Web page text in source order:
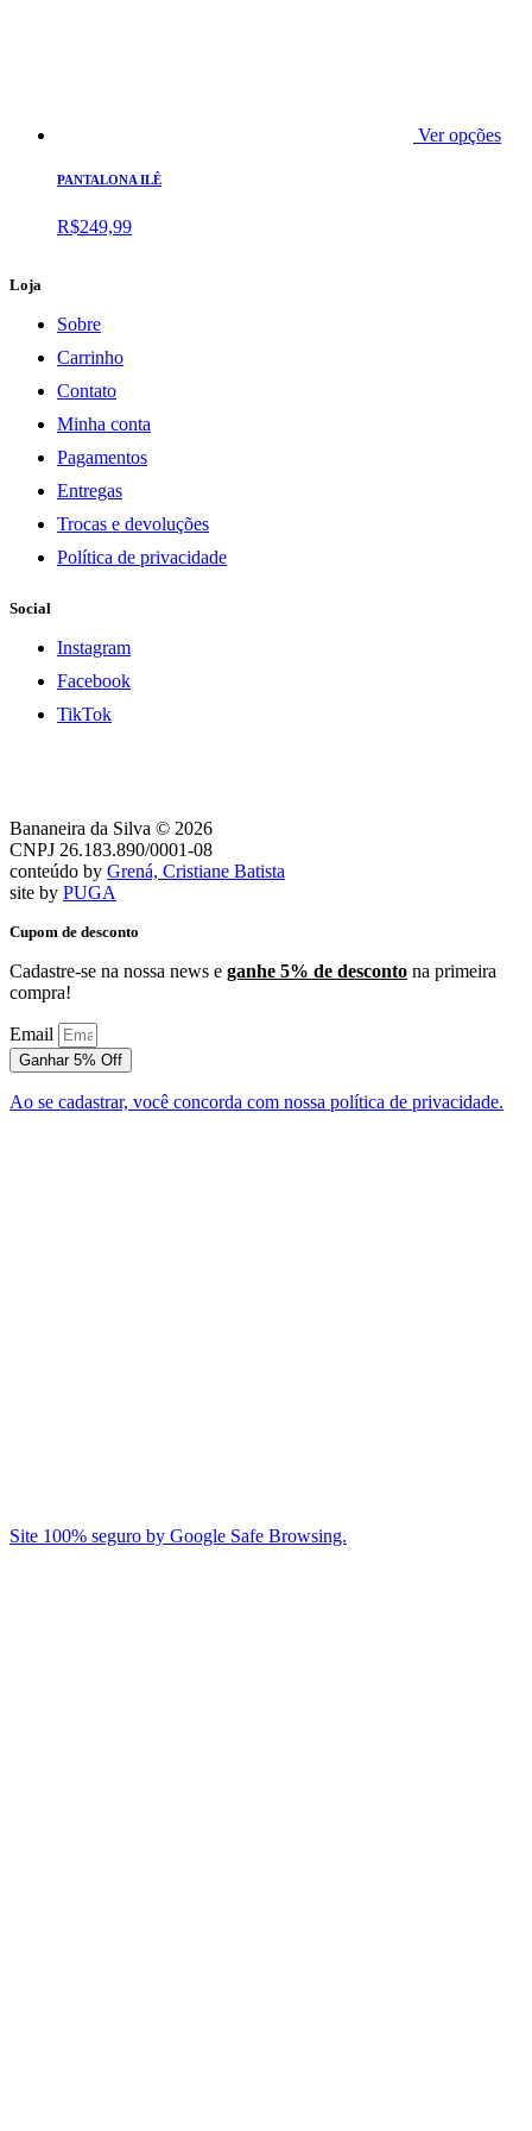
Ver opções
PANTALONA ILÊ
R$249,99
Loja
Sobre
Carrinho
Contato
Minha conta
Pagamentos
Entregas
Trocas e devoluções
Política de privacidade
Social
Instagram
Facebook
TikTok
Bananeira da Silva © 2026
CNPJ 26.183.890/0001-08
conteúdo by Grená, Cristiane Batista
site by PUGA
Cupom de desconto
Cadastre-se na nossa news e ganhe 5% de desconto na primeira
compra!
Email
Ganhar 5% Off
Ao se cadastrar, você concorda com nossa política de privacidade.
Site 100% seguro by Google Safe Browsing.